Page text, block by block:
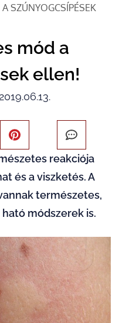
SZÚNYOGCSÍPÉSEK
mód a
ellen!
reakciója
és a viszketés. A
természetes,
módszerek is.